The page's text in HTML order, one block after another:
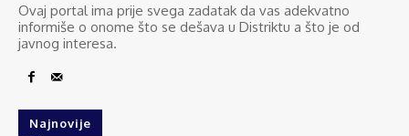
Ovaj portal ima prije svega zadatak da vas adekvatno
informiše o onome što se dešava u Distriktu a što je od
javnog interesa.
Najnovije